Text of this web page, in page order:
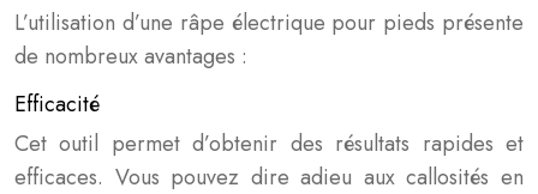
L’utilisation d’une râpe électrique pour pieds présente
de nombreux avantages :
Efficacité
Cet outil permet d’obtenir des résultats rapides et
efficaces. Vous pouvez dire adieu aux callosités en